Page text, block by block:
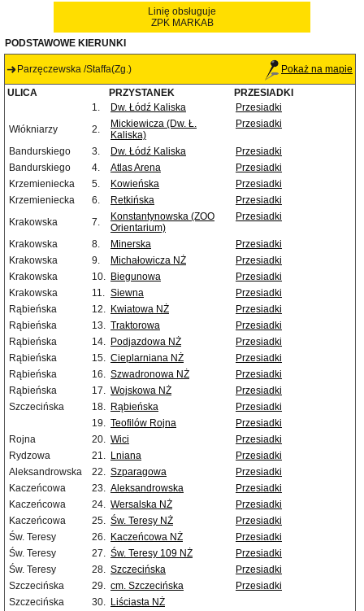
Linię obsługuje
ZPK MARKAB
PODSTAWOWE KIERUNKI
Parzęczewska /Staffa(Zg.) Pokaż na mapie
ULICA PRZYSTANEK
PRZESIADKI
1.
Dw. Łódź Kaliska
Przesiadki
Włókniarzy
2.
Mickiewicza (Dw. Ł.
Kaliska)
Przesiadki
Bandurskiego 3. Dw. Łódź Kaliska
Przesiadki
Bandurskiego
4. Atlas Arena
Przesiadki
Krzemieniecka
5. Kowieńska
Przesiadki
Krzemieniecka
6. Retkińska
Przesiadki
Krakowska
7.
Konstantynowska (ZOO
Orientarium)
Przesiadki
Krakowska 8. Minerska
Przesiadki
Krakowska
9. Michałowicza NŻ
Przesiadki
Krakowska
10. Biegunowa
Przesiadki
Krakowska
11. Siewna
Przesiadki
Rąbieńska
12. Kwiatowa NŻ
Przesiadki
Rąbieńska
13. Traktorowa
Przesiadki
Rąbieńska
14. Podjazdowa NŻ
Przesiadki
Rąbieńska
15. Cieplarniana NŻ
Przesiadki
Rąbieńska
16. Szwadronowa NŻ
Przesiadki
Rąbieńska
17. Wojskowa NŻ
Przesiadki
Szczecińska
18. Rąbieńska
Przesiadki
19. Teofilów Rojna
Przesiadki
Rojna
20. Wici
Przesiadki
Rydzowa
21. Lniana
Przesiadki
Aleksandrowska
22. Szparagowa
Przesiadki
Kaczeńcowa
23. Aleksandrowska
Przesiadki
Kaczeńcowa
24. Wersalska NŻ
Przesiadki
Kaczeńcowa
25. Św. Teresy NŻ
Przesiadki
Św. Teresy
26. Kaczeńcowa NŻ
Przesiadki
Św. Teresy
27. Św. Teresy 109 NŻ
Przesiadki
Św. Teresy
28. Szczecińska
Przesiadki
Szczecińska
29. cm. Szczecińska
Przesiadki
Szczecińska
30. Liściasta NŻ